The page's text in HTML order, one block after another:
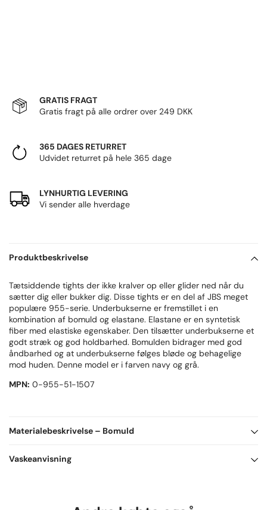
GRATIS FRAGT
Gratis fragt på alle ordrer over 249 DKK
365 DAGES RETURRET
Udvidet returret på hele 365 dage
LYNHURTIG LEVERING
Vi sender alle hverdage
Produktbeskrivelse
Tætsiddende tights der ikke kralver op eller glider ned når du
sætter dig eller bukker dig. Disse tights er en del af JBS meget
populære 955-serie. Underbukserne er fremstillet i en
kombination af bomuld og elastane. Elastane er en syntetisk
fiber med elastiske egenskaber. Den tilsætter underbukserne et
godt stræk og god holdbarhed. Bomulden bidrager med god
åndbarhed og at underbukserne følges bløde og behagelige
mod huden. Denne model er i farven navy og grå.
MPN: 0-955-51-1507
Materialebeskrivelse – Bomuld
95% Bomuld, 5% Elastan
Vaskeanvisning
Kan vaskes på almindeligt vaskeprogram op til 40 grader og du